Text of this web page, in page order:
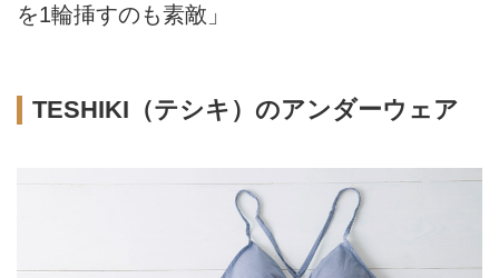
を1輪挿すのも素敵」
TESHIKI（テシキ）のアンダーウェア